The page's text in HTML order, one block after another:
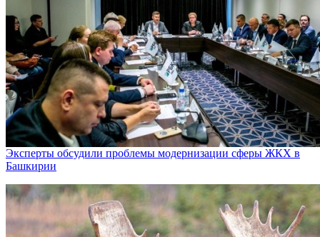
Эксперты обсудили проблемы модернизации сферы ЖКХ в
Башкирии